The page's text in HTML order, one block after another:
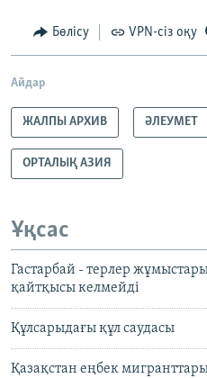
Бөлісу VPN-сіз оқу
Айдар
ЖАЛПЫ АРХИВ ӘЛЕУМЕТ
ОРТАЛЫҚ АЗИЯ
Ұқсас
Гастарбай - терлер
қайтқысы келмейді
Құлсарыдағы құл саудасы
Қазақстан еңбек